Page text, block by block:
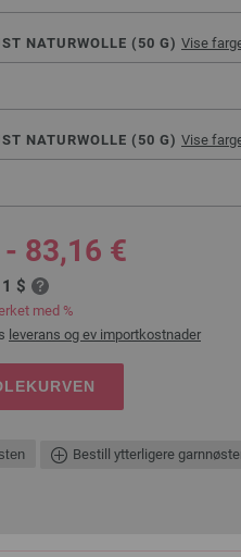
NATURWOLLE (50 G) Vise
NATURWOLLE (50 G) Vise
83,16 €
$
med %
leverans og ev importkostnader
Bestill ytterligere